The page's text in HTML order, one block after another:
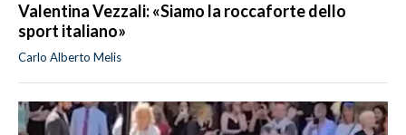
Valentina Vezzali: «Siamo la roccaforte dello
sport italiano»
Carlo Alberto Melis